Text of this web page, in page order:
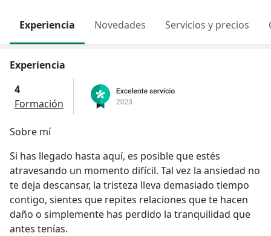
Experiencia Novedades Servicios y precios
Experiencia
4
Formación
Sobre mí
Si has llegado hasta aquí, es posible que estés
atravesando un momento difícil. Tal vez la ansiedad no
te deja descansar, la tristeza lleva demasiado tiempo
contigo, sientes que repites relaciones que te hacen
daño o simplemente has perdido la tranquilidad que
antes tenías.